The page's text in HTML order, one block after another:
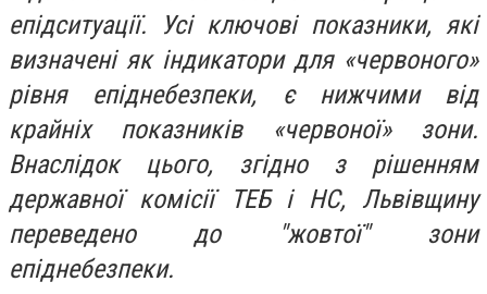
епідситуації. Усі ключові показники, які
визначені як індикатори для «червоного»
рівня епіднебезпеки, є нижчими від
крайніх показників «червоної» зони.
Внаслідок цього, згідно з рішенням
державної комісії ТЕБ і НС, Львівщину
переведено до "жовтої" зони
епіднебезпеки.